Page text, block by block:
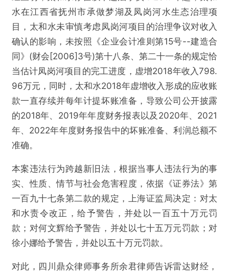
@雷达财经
太和水选举“90后”何鑫为董事长，公司已被罚股
民可索赔
欺诈 色情 诱导行为
不实信息 违法犯罪 其他
水在江西省抚州市承做梦湖及凤岗河水生态治理项
目，太和水未审慎考虑凤岗河项目的治理争议对收入
确认的影响，未按照《企业会计准则第15号--建造合
同》(财会[2006]3号)第十八条、第二十一条的规定恰
当估计凤岗河项目的完工进度，虚增2018年收入798.
96万元，同时，太和水2018年虚增收入形成的应收账
款一直存续并每年计提坏账准备，导致公司公开披露
的2018年、2019年年度财务报表以及2020年、2021
年、2022年年度财务报告中的坏账准备、利润总额不
准确。
本案违法行为跨越新旧法，根据当事人违法行为的事
实、性质、情节与社会危害程度，依据《证券法》第
一百九十七条第二款的规定，上海证监局决定：对太
和水责令改正，给予警告，并处以一百五十万元罚
款；对何文辉给予警告，并处以七十五万元罚款；对
徐小娜给予警告，并处以五十万元罚款。
对此，四川鼎众律师事务所余君律师告诉雷达财经，